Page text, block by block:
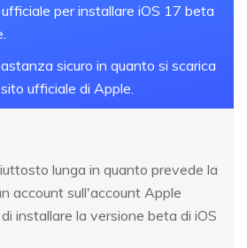
per installare iOS 17 beta
sicuro in quanto si scarica
ufficiale di Apple.
lunga in quanto prevede la
account sull'account Apple
installare la versione beta di iOS